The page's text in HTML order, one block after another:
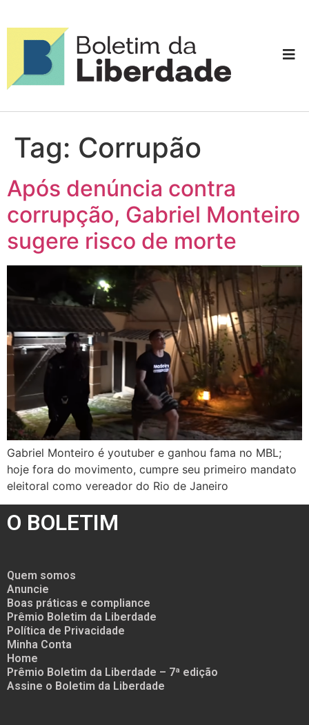
Tag: Corrupão
Após denúncia contra
corrupção, Gabriel Monteiro
sugere risco de morte
Gabriel Monteiro é youtuber e ganhou fama no MBL;
hoje fora do movimento, cumpre seu primeiro mandato
eleitoral como vereador do Rio de Janeiro
O BOLETIM
Quem somos
Anuncie
Boas práticas e compliance
Prêmio Boletim da Liberdade
Política de Privacidade
Minha Conta
Home
Prêmio Boletim da Liberdade – 7ª edição
Assine o Boletim da Liberdade